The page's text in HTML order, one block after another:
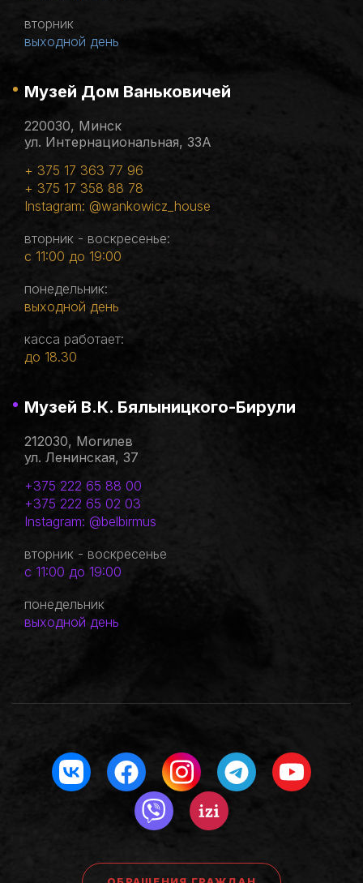
вторник
выходной день
Музей Дом Ваньковичей
220030, Минск
ул. Интернациональная, 33А
+ 375 17 363 77 96
+ 375 17 358 88 78
Instagram: @wankowicz_house
вторник - воскресенье:
с 11:00 до 19:00
понедельник:
выходной день
касса работает:
до 18.30
Музей В.К. Бялыницкого-Бирули
212030, Могилев
ул. Ленинская, 37
+375 222 65 88 00
+375 222 65 02 03
Instagram: @belbirmus
вторник - воскресенье
с 11:00 до 19:00
понедельник
выходной день